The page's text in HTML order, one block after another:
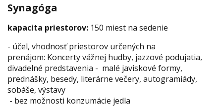
Synagóga
kapacita priestorov: 150 miest na sedenie
- účel, vhodnosť priestorov určených na
prenájom: Koncerty vážnej hudby, jazzové podujatia,
divadelné predstavenia - malé javiskové formy,
prednášky, besedy, literárne večery, autogramiády,
sobáše, výstavy
- bez možnosti konzumácie jedla